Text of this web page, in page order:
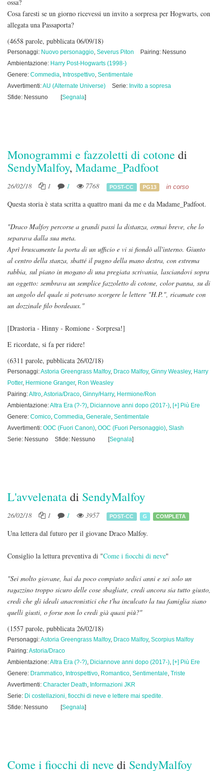
ossa?
Cosa faresti se un giorno ricevessi un invito a sorpresa per Hogwarts, con
allegata una Passaporta?
(4658 parole, pubblicata 06/09/18)
Personaggi: Nuovo personaggio, Severus Piton
Pairing: Nessuno
Ambientazione: Harry Post-Hogwarts (1998-)
Genere: Commedia, Introspettivo, Sentimentale
Avvertimenti:AU (Alternate Universe) Serie: Invito a sopresa
Sfide: Nessuno
[Segnala]
Monogrammi e fazzoletti di cotone di
SendyMalfoy, Madame_Padfoot
26/02/18 1 1 7768 POST-CC PG13 in corso
Questa storia è stata scritta a quattro mani da me e da Madame_Padfoot.
"Draco Malfoy percorse a grandi passi la distanza, ormai breve, che lo
separava dalla sua meta.
Aprì bruscamente la porta di un ufficio e vi si fiondò all'interno. Giunto
al centro della stanza, sbatté il pugno della mano destra, con estrema
rabbia, sul piano in mogano di una pregiata scrivania, lasciandovi sopra
un oggetto: sembrava un semplice fazzoletto di cotone, color panna, su di
un angolo del quale si potevano scorgere le lettere "H.P.", ricamate con
un dozzinale filo bordeaux."
[Drastoria - Hinny - Romione - Sorpresa!]
E ricordate, si fa per ridere!
(6311 parole, pubblicata 26/02/18)
Personaggi:Astoria Greengrass Malfoy, Draco Malfoy, Ginny Weasley, Harry
Potter, Hermione Granger, Ron Weasley
Pairing:Altro,Astoria/Draco, Ginny/Harry, Hermione/Ron
Ambientazione:Altra Era (?-?), Diciannove anni dopo (2017-), [+] Più Ere
Genere: Comico, Commedia, Generale, Sentimentale
Avvertimenti: OOC (Fuori Canon), OOC (Fuori Personaggio), Slash
Serie: Nessuno
Sfide: Nessuno [Segnala]
L'avvelenatadi SendyMalfoy
26/02/18 1 1 3957 POST-CC G COMPLETA
Una lettera dal futuro per il giovane Draco Malfoy.
Consiglio la lettura preventiva di "Come i fiocchi di neve"
"Sei molto giovane, hai da poco compiuto sedici anni e sei solo un
ragazzino troppo sicuro delle cose sbagliate, credi ancora sia tutto giusto,
credi che gli ideali anacronistici che t'ha inculcato la tua famiglia siano
quelli giusti, o forse non lo credi già quasi più?"
(1557 parole, pubblicata 26/02/18)
Personaggi:Astoria Greengrass Malfoy, Draco Malfoy, Scorpius Malfoy
Pairing:Astoria/Draco
Ambientazione:Altra Era (?-?), Diciannove anni dopo (2017-), [+] Più Ere
Genere: Drammatico, Introspettivo, Romantico, Sentimentale, Triste
Avvertimenti: Character Death, Informazioni JKR
Serie: Di costellazioni, fiocchi di neve e lettere mai spedite.
Sfide: Nessuno
[Segnala]
Come i fiocchi di neve di SendyMalfoy